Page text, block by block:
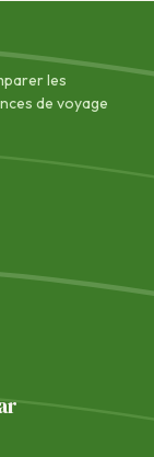
les
de voyage